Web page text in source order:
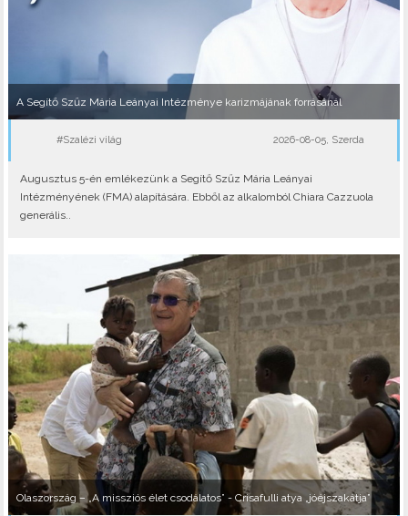
A Segítő Szűz Mária Leányai Intézménye karizmájának forrásánál
#Szalézi világ 2026-08-05, Szerda
Augusztus 5-én emlékezünk a Segítő Szűz Mária Leányai
Intézményének (FMA) alapítására. Ebből az alkalomból Chiara Cazzuola
generális..
Olaszország – „A missziós élet csodálatos” - Crisafulli atya „jóéjszakátja”